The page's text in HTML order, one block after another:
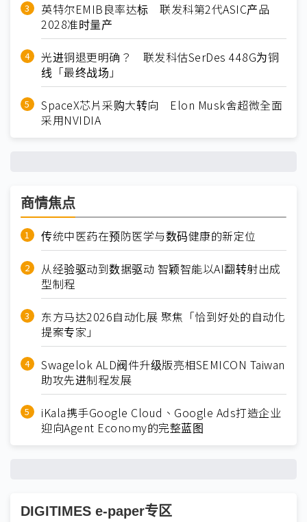
英特尔EMIB良率达标 联发科第2代ASIC产品
2028准时量产
光进铜退更明确？ 联发科估SerDes 448G为铜
线「最终战场」
SpaceX芯片采购大转向 Elon Musk舍超微全面
采用NVIDIA
商情焦点
传统中医药在预防医学与数码健康的新定位
从经验驱动到数据驱动 智颖智能以AI翻转射出成
型制程
东方马达2026自动化展 聚焦「恰到好处的自动化
提案专家」
Swagelok ALD阀件升级版亮相SEMICON Taiwan
助攻先进制程发展
iKala携手Google Cloud、Google Ads打造企业
迎向Agent Economy的完整蓝图
DIGITIMES e-paper专区